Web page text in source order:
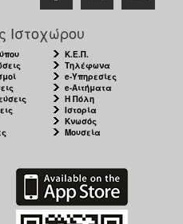
Ιστοχώρου
Κ.Ε.Π.
Τηλέφωνα
e-Υπηρεσίες
e-Αιτήματα
Η Πόλη
Ιστορία
Κνωσός
Μουσεία